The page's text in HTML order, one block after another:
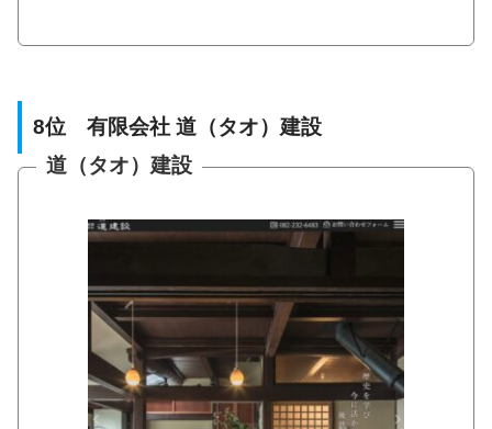
8位 有限会社 道（タオ）建設
道（タオ）建設